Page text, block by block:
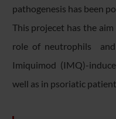
pathogenesis has been
​This projecet has the
role of neutrophils and
Imiquimod (IMQ)-
well as in psoriatic